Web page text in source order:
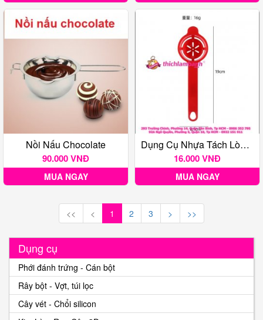
Nồi Nấu Chocolate
90.000 VNĐ
MUA NGAY
Dụng Cụ Nhựa Tách Lòng Đỏ Trứng
16.000 VNĐ
MUA NGAY
<< < 1 2 3 > >>
Dụng cụ
Phới đánh trứng - Cán bột
Rây bột - Vợt, túi lọc
Cây vét - Chổi silicon